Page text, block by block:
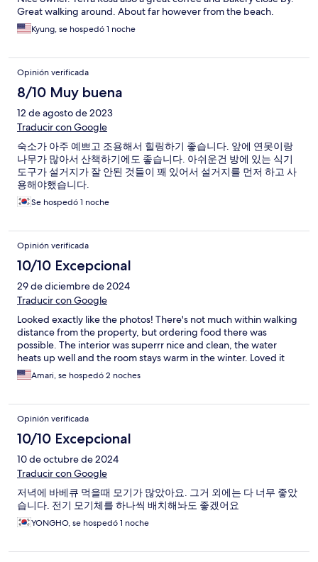
Great walking around. About far however from the beach.
Kyung, se hospedó 1 noche
Opinión verificada
8/10 Muy buena
12 de agosto de 2023
Traducir con Google
숙소가 아주 예쁘고 조용해서 힐링하기 좋습니다. 앞에 연못이랑
나무가 많아서 산책하기에도 좋습니다. 아쉬운건 방에 있는 식기
도구가 설거지가 잘 안된 것들이 꽤 있어서 설거지를 먼저 하고 사
용해야했습니다.
Se hospedó 1 noche
Opinión verificada
10/10 Excepcional
29 de diciembre de 2024
Traducir con Google
Looked exactly like the photos! There's not much within walking
distance from the property, but ordering food there was
possible. The interior was superrr nice and clean, the water
heats up well and the room stays warm in the winter. Loved it
Amari, se hospedó 2 noches
Opinión verificada
10/10 Excepcional
10 de octubre de 2024
Traducir con Google
저녁에 바베큐 먹을때 모기가 많았아요. 그거 외에는 다 너무 좋았
습니다. 전기 모기체를 하나씩 배치해놔도 좋겠어요
YONGHO, se hospedó 1 noche